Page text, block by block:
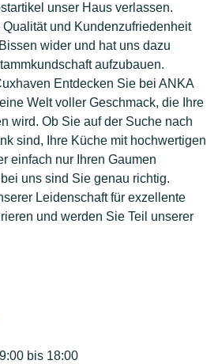
unser Haus verlassen.
und Kundenzufriedenheit
wider und hat uns dazu
aufzubauen.
Entdecken Sie bei ANKA
Welt voller Geschmack, die Ihre
wird. Ob Sie auf der Suche nach
sind, Ihre Küche mit hochwertigen
einfach nur Ihren Gaumen
uns sind Sie genau richtig.
Leidenschaft für exzellente
und werden Sie Teil unserer
bis 18:00